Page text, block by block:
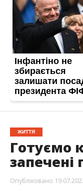
ЖИТТЯ
Готуємо
запечені
Опубліковано